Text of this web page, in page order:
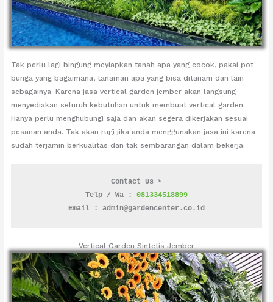
Tak perlu lagi bingung meyiapkan tanah apa yang cocok, pakai pot
bunga yang bagaimana, tanaman apa yang bisa ditanam dan lain
sebagainya. Karena jasa vertical garden jember akan langsung
menyediakan seluruh kebutuhan untuk membuat vertical garden.
Hanya perlu menghubungi saja dan akan segera dikerjakan sesuai
pesanan anda. Tak akan rugi jika anda menggunakan jasa ini karena
sudah terjamin berkualitas dan tak sembarangan dalam bekerja.
Contact Us ➤
Telp / Wa : 081334518899
Email : admin@gardencenter.co.id
Vertical Garden Sintetis Jember